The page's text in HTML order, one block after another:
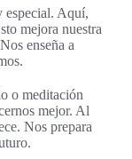
especial. Aquí,
mejora nuestra
enseña a
o meditación
mejor. Al
Nos prepara